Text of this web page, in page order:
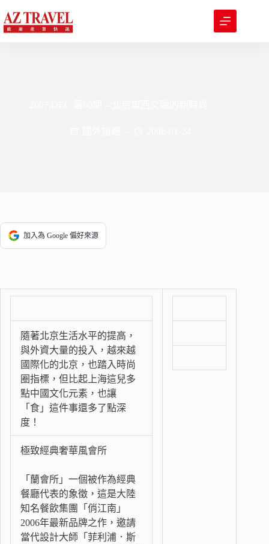
至
主
加入為 Google 偏好來源
隨著北京生活水平的提高，
與外資大量的投入，越來越
國際化的北京，也踏入時尚
圈指標，但比起上海這兒多
點中國文化元素，也讓
「食」這件事還多了點深
度！
極致經典奢華風會所
「蘭會所」一個被作為經典
餐廳代表的象徵，這是大陸
知名餐飲集團「俏江南」
2006年最新品牌之作，邀請
當代設計大師「菲利浦．斯